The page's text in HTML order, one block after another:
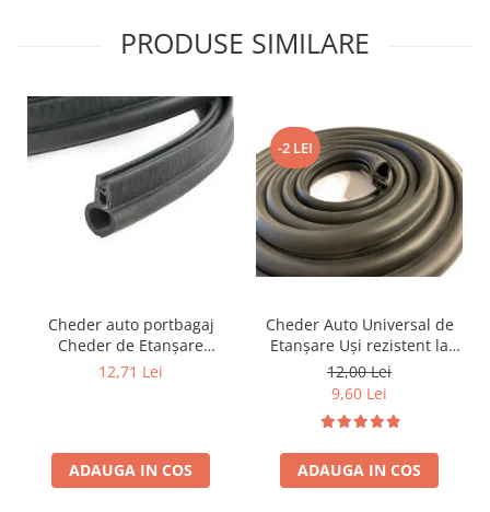
PRODUSE SIMILARE
Cheder auto portbagaj
Cheder de Etanșare
Profesional din Cauciuc -
Liniar
12,71 Lei
ADAUGA IN COS
-2 LEI
Cheder Auto Universal de
Etanșare Uși rezistent la
intemperii, raze UV,
îmbătrânire și temperaturi
12,00 Lei
9,60 Lei
ADAUGA IN COS